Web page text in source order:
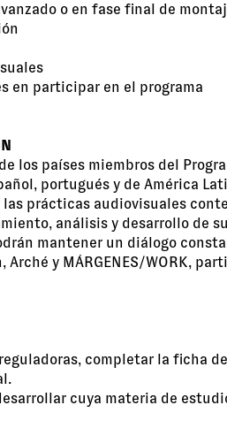
o en fase final de
en participar en el programa
los países miembros del
portugués y de América
prácticas audiovisuales
análisis y desarrollo de
mantener un diálogo
y MÁRGENES/WORK,
completar la ficha
cuya materia de